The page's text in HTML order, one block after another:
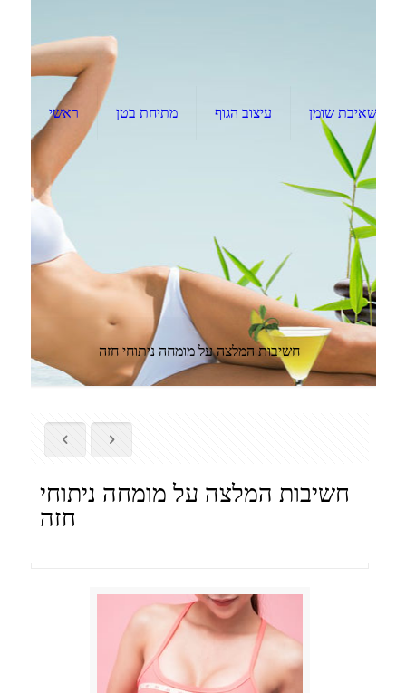
ראשי מתיחת בטן עיצוב הגוף שאיבת שומן
חשיבות המלצה על מומחה ניתוחי חזה
חשיבות המלצה על מומחה ניתוחי
חזה